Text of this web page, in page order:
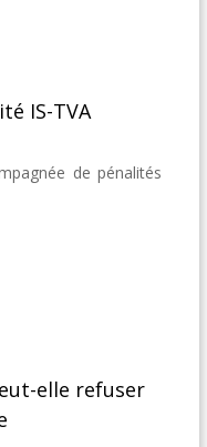
IS-TVA
de pénalités
elle refuser